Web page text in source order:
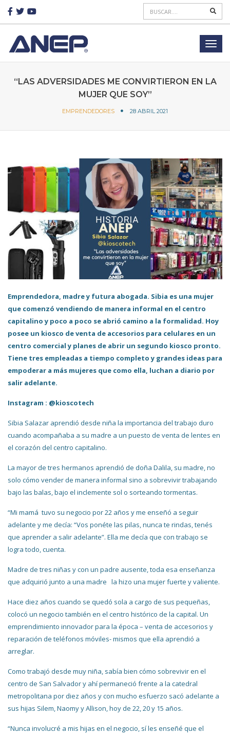
“LAS ADVERSIDADES ME CONVIRTIERON EN LA
MUJER QUE SOY”
EMPRENDEDORES 28 ABRIL 2021
Emprendedora, madre y futura abogada. Sibia es una mujer
que comenzó vendiendo de manera informal en el centro
capitalino y poco a poco se abrió camino a la formalidad. Hoy
posee un kiosco de venta de accesorios para celulares en un
centro comercial y planes de abrir un segundo kiosco pronto.
Tiene tres empleadas a tiempo completo y grandes ideas para
empoderar a más mujeres que como ella, luchan a diario por
salir adelante.
Instagram : @kioscotech
Sibia Salazar aprendió desde niña la importancia del trabajo duro
cuando acompañaba a su madre a un puesto de venta de lentes en
el corazón del centro capitalino.
La mayor de tres hermanos aprendió de doña Dalila, su madre, no
solo cómo vender de manera informal sino a sobrevivir trabajando
bajo las balas, bajo el inclemente sol o sorteando tormentas.
“Mi mamá tuvo su negocio por 22 años y me enseñó a seguir
adelante y me decía: “Vos ponéte las pilas, nunca te rindas, tenés
que aprender a salir adelante”. Ella me decía que con trabajo se
logra todo, cuenta.
Madre de tres niñas y con un padre ausente, toda esa enseñanza
que adquirió junto a una madre la hizo una mujer fuerte y valiente.
Hace diez años cuando se quedó sola a cargo de sus pequeñas,
colocó un negocio también en el centro histórico de la capital. Un
emprendimiento innovador para la época – venta de accesorios y
reparación de teléfonos móviles- mismos que ella aprendió a
arreglar.
Como trabajó desde muy niña, sabía bien cómo sobrevivir en el
centro de San Salvador y ahí permaneció frente a la catedral
metropolitana por diez años y con mucho esfuerzo sacó adelante a
sus hijas Silem, Naomy y Allison, hoy de 22, 20 y 15 años.
“Nunca involucré a mis hijas en el negocio, sí les enseñé que el